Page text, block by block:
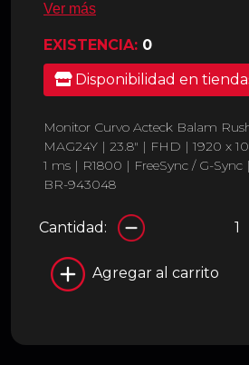
Ver más
EXISTENCIA: 0
Disponibilidad en
Monitor Curvo Acteck Balam
MAG24Y | 23.8" | FHD | 1920 x
1 ms | R1800 | FreeSync / G-
BR-943048
Cantidad:
Agregar al carrito